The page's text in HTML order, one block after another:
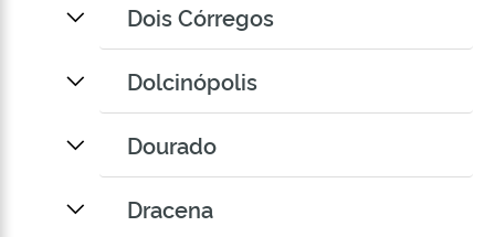
Dois Córregos
Dolcinópolis
Dourado
Dracena